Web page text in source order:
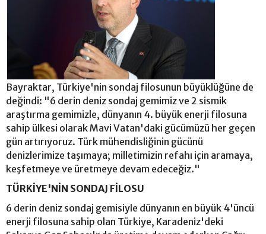
Bayraktar, Türkiye'nin sondaj filosunun büyüklüğüne de
değindi: "6 derin deniz sondaj gemimiz ve 2 sismik
araştırma gemimizle, dünyanın 4. büyük enerji filosuna
sahip ülkesi olarak Mavi Vatan'daki gücümüzü her geçen
gün artırıyoruz. Türk mühendisliğinin gücünü
denizlerimize taşımaya; milletimizin refahı için aramaya,
keşfetmeye ve üretmeye devam edeceğiz."
TÜRKİYE'NİN SONDAJ FİLOSU
6 derin deniz sondaj gemisiyle dünyanın en büyük 4'üncü
enerji filosuna sahip olan Türkiye, Karadeniz'deki